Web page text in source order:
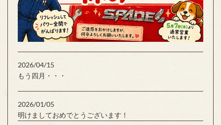
2026/04/15
もう四月・・・
2026/01/05
明けましておめでとうございます！